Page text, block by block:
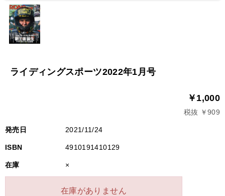
ライディングスポーツ2022年1月号
￥1,000
税抜 ￥909
発売日 2021/11/24
ISBN 4910191410129
在庫 ×
在庫がありません